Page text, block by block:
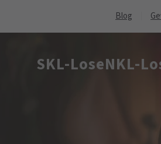
Blog
SKL-LoseNKL-